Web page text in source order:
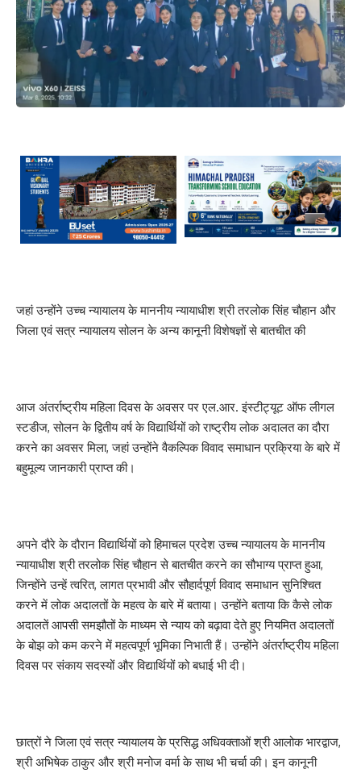
जहां उन्होंने उच्च न्यायालय के माननीय न्यायाधीश श्री तरलोक सिंह चौहान और
जिला एवं सत्र न्यायालय सोलन के अन्य कानूनी विशेषज्ञों से बातचीत की
आज अंतर्राष्ट्रीय महिला दिवस के अवसर पर एल.आर. इंस्टीट्यूट ऑफ लीगल
स्टडीज, सोलन के द्वितीय वर्ष के विद्यार्थियों को राष्ट्रीय लोक अदालत का दौरा
करने का अवसर मिला, जहां उन्होंने वैकल्पिक विवाद समाधान प्रक्रिया के बारे में
बहुमूल्य जानकारी प्राप्त की।
अपने दौरे के दौरान विद्यार्थियों को हिमाचल प्रदेश उच्च न्यायालय के माननीय
न्यायाधीश श्री तरलोक सिंह चौहान से बातचीत करने का सौभाग्य प्राप्त हुआ,
जिन्होंने उन्हें त्वरित, लागत प्रभावी और सौहार्दपूर्ण विवाद समाधान सुनिश्चित
करने में लोक अदालतों के महत्व के बारे में बताया। उन्होंने बताया कि कैसे लोक
अदालतें आपसी समझौतों के माध्यम से न्याय को बढ़ावा देते हुए नियमित अदालतों
के बोझ को कम करने में महत्वपूर्ण भूमिका निभाती हैं। उन्होंने अंतर्राष्ट्रीय महिला
दिवस पर संकाय सदस्यों और विद्यार्थियों को बधाई भी दी।
छात्रों ने जिला एवं सत्र न्यायालय के प्रसिद्ध अधिवक्ताओं श्री आलोक भारद्वाज,
श्री अभिषेक ठाकुर और श्री मनोज वर्मा के साथ भी चर्चा की। इन कानूनी